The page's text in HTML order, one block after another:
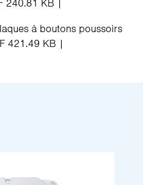
240.81 KB
à boutons poussoirs
421.49 KB